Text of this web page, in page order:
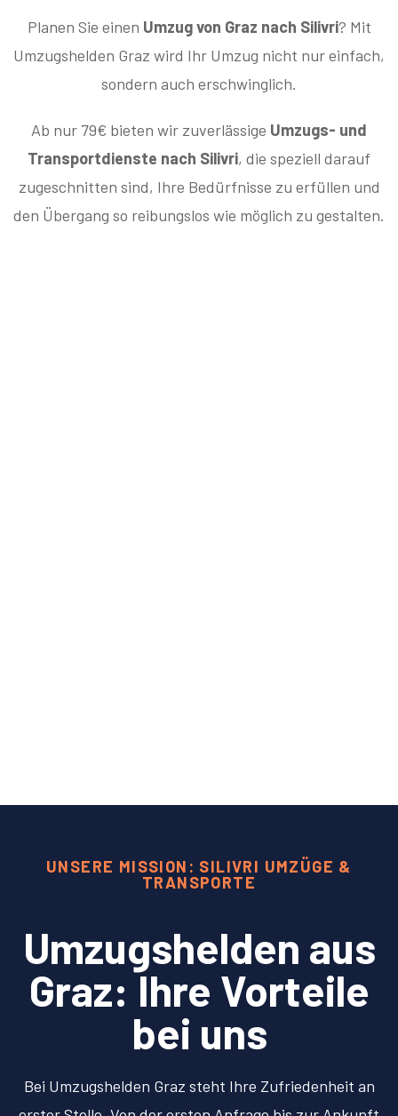
Planen Sie einen Umzug von Graz nach Silivri? Mit
Umzugshelden Graz wird Ihr Umzug nicht nur einfach,
sondern auch erschwinglich.
Ab nur 79€ bieten wir zuverlässige Umzugs- und
Transportdienste nach Silivri, die speziell darauf
zugeschnitten sind, Ihre Bedürfnisse zu erfüllen und
den Übergang so reibungslos wie möglich zu gestalten.
UNSERE MISSION: SILIVRI UMZÜGE &
TRANSPORTE
Umzugshelden aus
Graz: Ihre Vorteile
bei uns
Bei Umzugshelden Graz steht Ihre Zufriedenheit an